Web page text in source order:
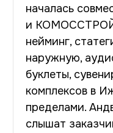
началась
и
нейминг,
наружную,
буклеты,
комплексов в
пределами.
слышат